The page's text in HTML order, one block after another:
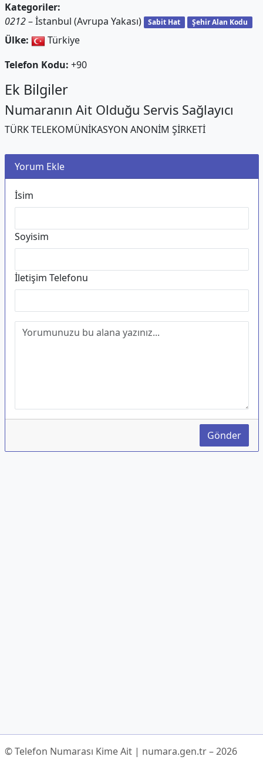
Kategoriler:
0212– İstanbul (Avrupa Yakası) Sabit Hat Şehir Alan Kodu
Ülke:
Türkiye
Telefon Kodu: +90
Ek Bilgiler
Numaranın Ait Olduğu Servis Sağlayıcı
TÜRK TELEKOMÜNİKASYON ANONİM ŞİRKETİ
Yorum Ekle
İsim
Soyisim
İletişim Telefonu
Gönder
© Telefon Numarası Kime Ait | numara.gen.tr – 2026